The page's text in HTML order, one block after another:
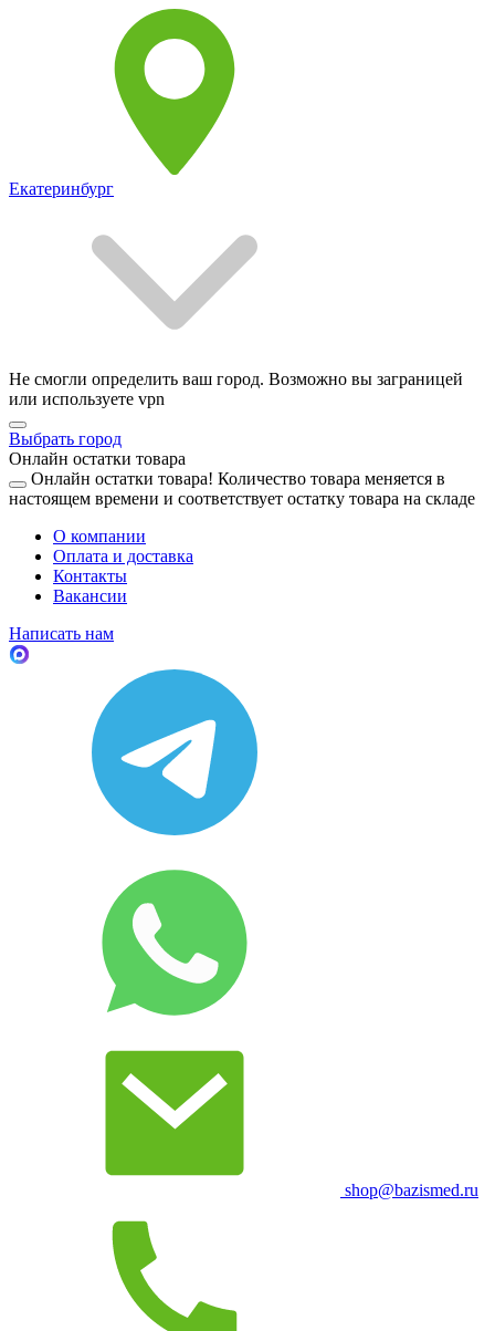
Екатеринбург
Не смогли определить ваш город. Возможно вы заграницей
или используете vpn
Выбрать город
Онлайн остатки товара
Онлайн остатки товара! Количество товара меняется в
настоящем времени и соответствует остатку товара на складе
О компании
Оплата и доставка
Контакты
Вакансии
Написать нам
shop@bazismed.ru